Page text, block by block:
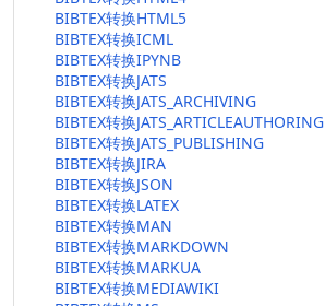
BIBTEX转换HTML5
BIBTEX转换ICML
BIBTEX转换IPYNB
BIBTEX转换JATS
BIBTEX转换JATS_ARCHIVING
BIBTEX转换JATS_ARTICLEAUTHORING
BIBTEX转换JATS_PUBLISHING
BIBTEX转换JIRA
BIBTEX转换JSON
BIBTEX转换LATEX
BIBTEX转换MAN
BIBTEX转换MARKDOWN
BIBTEX转换MARKUA
BIBTEX转换MEDIAWIKI